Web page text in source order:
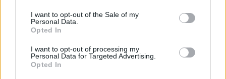
I want to opt-out of the Sale of my
Personal Data.
Opted In
I want to opt-out of processing my
Personal Data for Targeted Advertising.
Opted In
SZEMLE